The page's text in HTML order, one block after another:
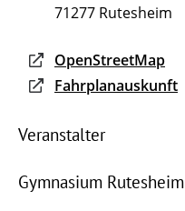
71277 Rutesheim
OpenStreetMap
Fahrplanauskunft
Veranstalter
Gymnasium Rutesheim